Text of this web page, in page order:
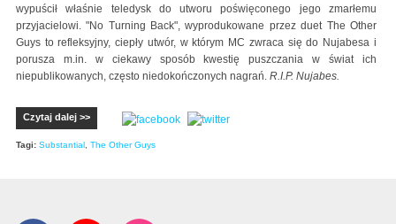
wypuścił właśnie teledysk do utworu poświęconego jego zmarłemu
przyjacielowi. "No Turning Back", wyprodukowane przez duet The Other
Guys to refleksyjny, ciepły utwór, w którym MC zwraca się do Nujabesa i
porusza m.in. w ciekawy sposób kwestię puszczania w świat ich
niepublikowanych, często niedokończonych nagrań. R.I.P. Nujabes.
Czytaj dalej >>
Tagi: Substantial , The Other Guys